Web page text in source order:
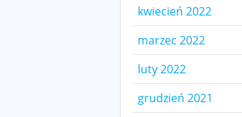
kwiecień 2022
marzec 2022
luty 2022
grudzień 2021